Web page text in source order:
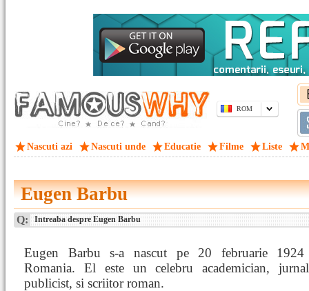
ROM
Nascuti azi Nascuti unde Educatie Filme Liste
Eugen Barbu
Q: Intreaba despre Eugen Barbu
Eugen Barbu s-a nascut pe 20 februarie
Romania. El este un celebru academician,
publicist, si scriitor roman.